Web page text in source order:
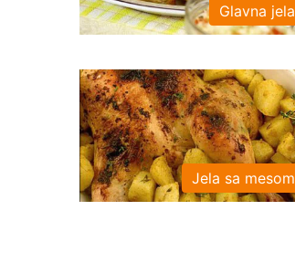
Glavna jela
Jela sa mesom